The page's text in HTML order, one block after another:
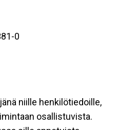
0
niille henkilötiedoille,
osallistuvista.